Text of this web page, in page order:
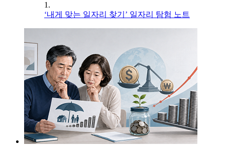
1.
‘내게 맞는 일자리 찾기’ 일자리 탐험 노트